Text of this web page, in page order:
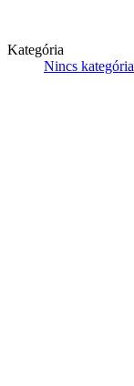
Kategória
Nincs kategória